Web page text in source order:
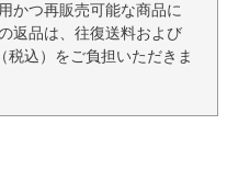
かつ再販売可能な商品に
返品は、往復送料および
税込）をご負担いただきま